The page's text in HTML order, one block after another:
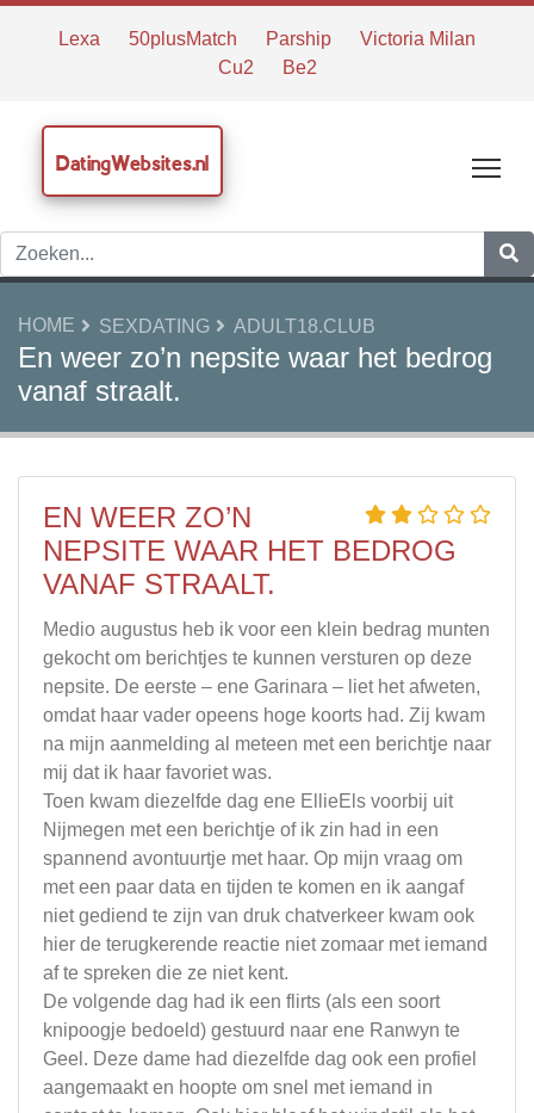
Lexa 50plusMatch Parship
Victoria Milan
Cu2
Be2
DatingWebsites.nl
HOME SEXDATING ADULT18.CLUB
En weer zo’n nepsite waar het bedrog
vanaf straalt.
EN WEER ZO’N
NEPSITE WAAR HET BEDROG
VANAF STRAALT.
Medio augustus heb ik voor een klein bedrag munten
gekocht om berichtjes te kunnen versturen op deze
nepsite. De eerste – ene Garinara – liet het afweten,
omdat haar vader opeens hoge koorts had. Zij kwam
na mijn aanmelding al meteen met een berichtje naar
mij dat ik haar favoriet was.
Toen kwam diezelfde dag ene EllieEls voorbij uit
Nijmegen met een berichtje of ik zin had in een
spannend avontuurtje met haar. Op mijn vraag om
met een paar data en tijden te komen en ik aangaf
niet gediend te zijn van druk chatverkeer kwam ook
hier de terugkerende reactie niet zomaar met iemand
af te spreken die ze niet kent.
De volgende dag had ik een flirts (als een soort
knipoogje bedoeld) gestuurd naar ene Ranwyn te
Geel. Deze dame had diezelfde dag ook een profiel
aangemaakt en hoopte om snel met iemand in